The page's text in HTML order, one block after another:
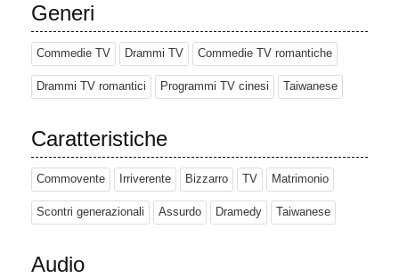
Generi
Commedie TV Drammi TV Commedie TV romantiche
Drammi TV romantici Programmi TV cinesi Taiwanese
Caratteristiche
Commovente Irriverente Bizzarro TV Matrimonio
Scontri generazionali Assurdo Dramedy Taiwanese
Audio